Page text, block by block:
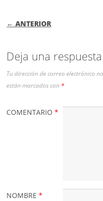
← ANTERIOR
Deja una respuesta
Tu dirección de correo electrónico
están marcados con *
COMENTARIO*
NOMBRE*